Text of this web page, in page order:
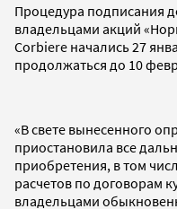
Процедура подписания
владельцами акций
Corbiere начались 27
продолжаться до 10
«В свете вынесенного
приостановила все
приобретения, в том
расчетов по договорам
владельцами